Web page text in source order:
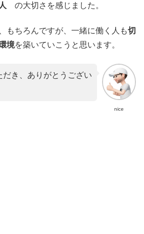
人 の大切さを感じました。
もちろんですが、一緒に働く人も切
境を築いていこうと思います。
nice
き、ありがとうござい